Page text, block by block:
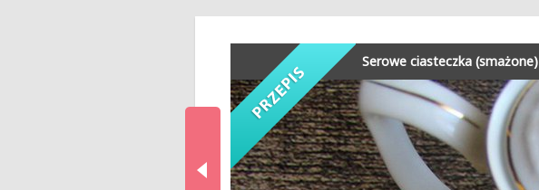
Serowe ciasteczka (smażone)